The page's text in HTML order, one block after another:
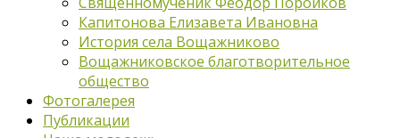
Капитонова Елизавета Ивановна
История села Вощажниково
Вощажниковское благотворительное
общество
Фотогалерея
Публикации